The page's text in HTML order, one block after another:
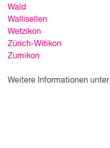
Wald
Wallisellen
Wetzikon
Zürich-Witikon
Zumikon
Weitere Informationen unter